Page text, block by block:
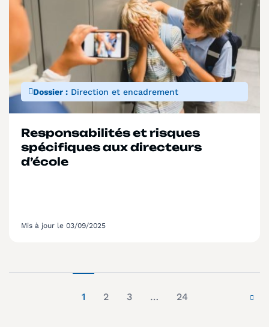
Dossier : Direction et encadrement
Responsabilités et risques
spécifiques aux directeurs
d’école
Mis à jour le 03/09/2025
1 2 3 … 24